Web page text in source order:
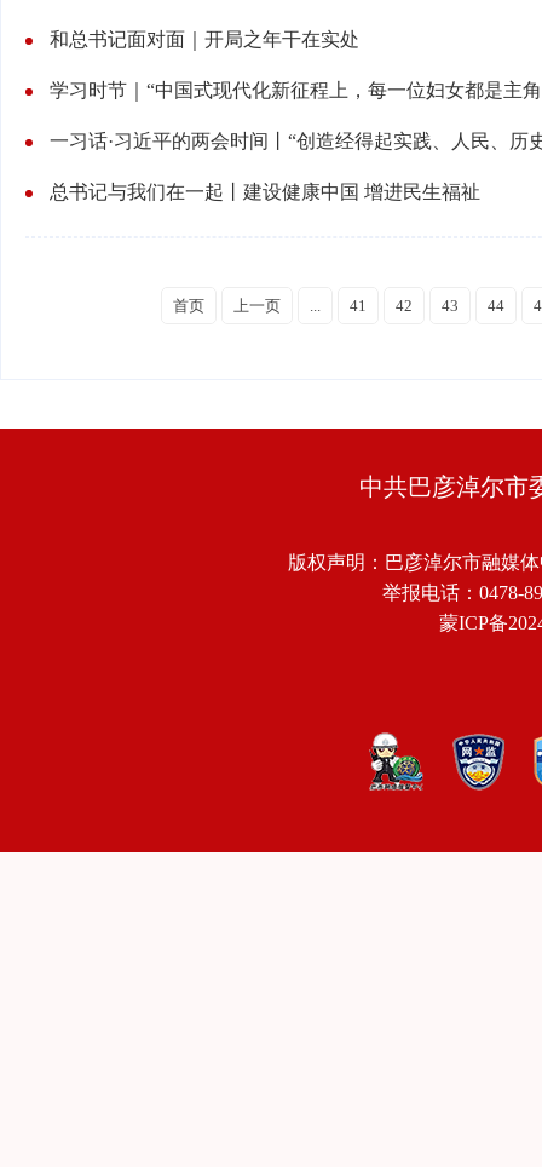
和总书记面对面｜开局之年干在实处
学习时节｜“中国式现代化新征程上，每一位妇女都是主
一习话·习近平的两会时间丨“创造经得起实践、人民、历
总书记与我们在一起丨建设健康中国 增进民生福祉
首页 上一页 ... 41 42 43 44
中共巴彦淖尔市
版权声明：巴彦淖尔市融媒
举报电话：0478-
蒙ICP备